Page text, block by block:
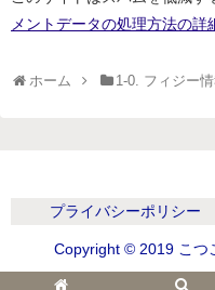
メントデータの処理方法の
ホーム 1-0. フィジー
プライバシーポリシー
Copyright © 2019 こつ